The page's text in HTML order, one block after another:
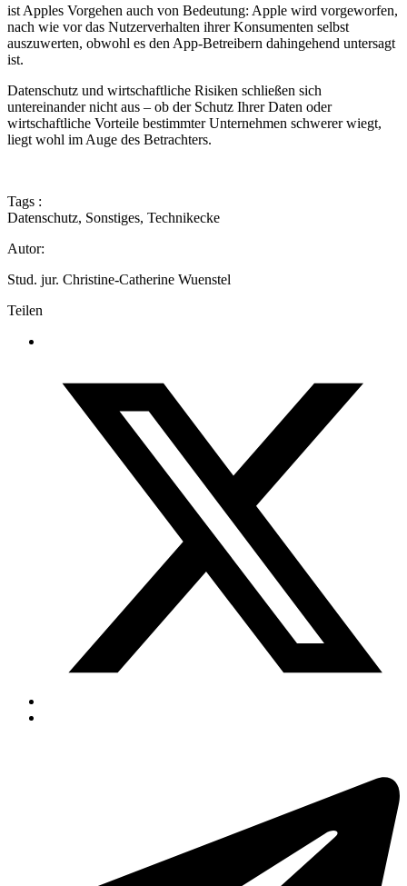
ist Apples Vorgehen auch von Bedeutung: Apple wird vorgeworfen,
nach wie vor das Nutzerverhalten ihrer Konsumenten selbst
auszuwerten, obwohl es den App-Betreibern dahingehend untersagt
ist.
Datenschutz und wirtschaftliche Risiken schließen sich
untereinander nicht aus – ob der Schutz Ihrer Daten oder
wirtschaftliche Vorteile bestimmter Unternehmen schwerer wiegt,
liegt wohl im Auge des Betrachters.
Tags :
Datenschutz, Sonstiges, Technikecke
Autor:
Stud. jur. Christine-Catherine Wuenstel
Teilen